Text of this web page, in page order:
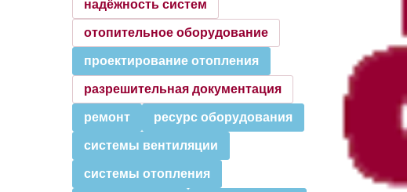
надёжность систем
отопительное оборудование
проектирование отопления
разрешительная документация
ремонт ресурс оборудования
системы вентиляции
системы отопления